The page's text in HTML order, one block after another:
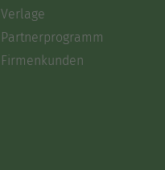
Verlage
Partnerprogramm
Firmenkunden